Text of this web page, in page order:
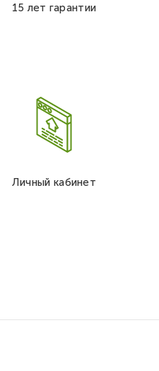
15 лет гарантии
Личный кабинет